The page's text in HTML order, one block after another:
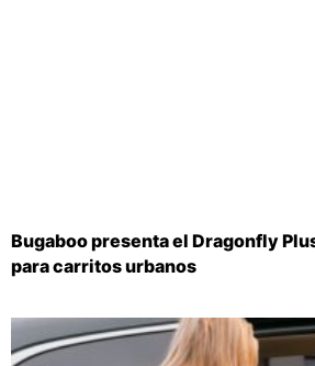
Bugaboo presenta el Dragonfly
para carritos urbanos